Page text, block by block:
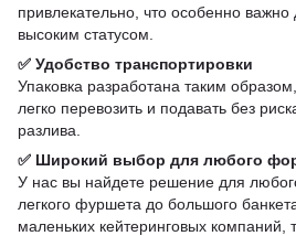
привлекательно, что особенно
высоким статусом.
✅ Удобство транспортировки
Упаковка разработана таким
легко перевозить и подавать без
разлива.
✅ Широкий выбор для любого
У нас вы найдете решение для
легкого фуршета до большого
маленьких кейтеринговых компаний,